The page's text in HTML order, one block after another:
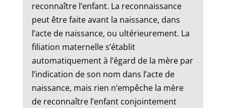
reconnaître l’enfant. La reconnaissance
peut être faite avant la naissance, dans
l’acte de naissance, ou ultérieurement. La
filiation maternelle s’établit
automatiquement à l’égard de la mère par
l’indication de son nom dans l’acte de
naissance, mais rien n’empêche la mère
de reconnaître l’enfant conjointement